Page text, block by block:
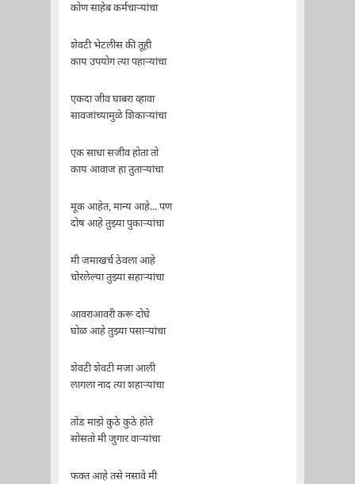
कोण साहेब कर्मचार्‍यांचा
शेवटी भेटलीस की तूही
काय उपयोग त्या पहार्‍यांचा
एकदा जीव घाबरा व्हावा
सावजांच्यामुळे शिकार्‍यांचा
एक साधा सजीव होता तो
काय आवाज हा तुतार्‍यांचा
मूक आहेत, मान्य आहे... पण
दोष आहे तुझ्या पुकार्‍यांचा
मी जमाखर्च ठेवला आहे
चोरलेल्या तुझ्या सहार्‍यांचा
आवराआवरी करू दोघे
घोळ आहे तुझ्या पसार्‍यांचा
शेवटी शेवटी मजा आली
लागला नाद त्या शहार्‍यांचा
तोंड माझे कुठे कुठे होते
सोसतो मी जुगार वार्‍यांचा
फक्त आहे तसे नसावे मी